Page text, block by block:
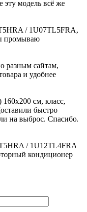
эту модель всё же
/ 1U07TL5FRA,
промываю
разным сайтам,
и удобнее
см, класс,
быстро
на выброс. Спасибо.
/ 1U12TL4FRA
кондиционер